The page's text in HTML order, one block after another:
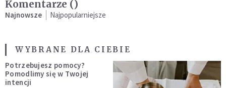
Komentarze ()
Najnowsze Najpopularniejsze
WYBRANE DLA CIEBIE
Potrzebujesz pomocy?
Pomodlimy się w Twojej
intencji